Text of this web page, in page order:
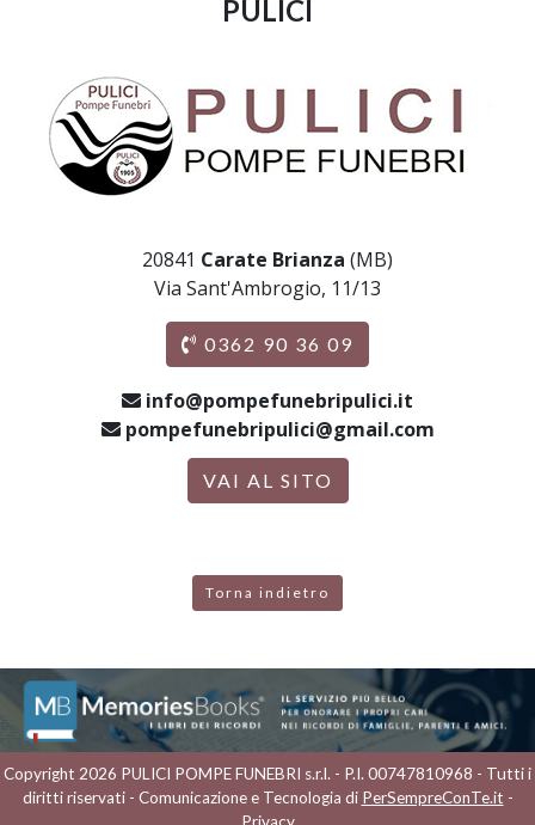
PULICI
20841 Carate Brianza (MB)
Via Sant'Ambrogio, 11/13
0362 90 36 09
info@pompefunebripulici.it
pompefunebripulici@gmail.com
VAI AL SITO
Torna indietro
Copyright 2026 PULICI POMPE FUNEBRI s.r.l. - P.I. 00747810968 - Tutti i
diritti riservati - Comunicazione e Tecnologia di PerSempreConTe.it -